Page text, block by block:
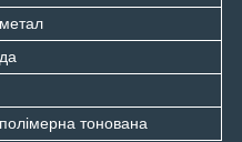
метал
да
полімерна тонована